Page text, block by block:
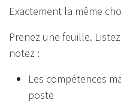
Exactement la même
Prenez une feuille.
notez :
Les compétences
poste